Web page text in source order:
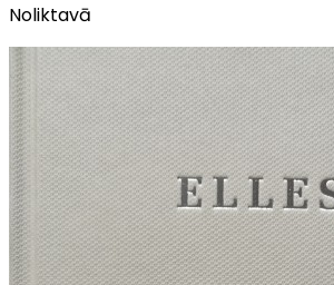
Noliktavā